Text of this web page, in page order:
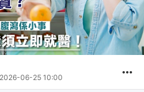
2026-06-25 10:00